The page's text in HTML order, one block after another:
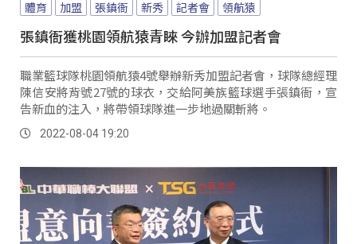
體育 加盟 張鎮衙 新秀 記者會 領航猿
張鎮衙獲桃園領航猿青睞 今辦加盟記者會
職業籃球隊桃園領航猿4號舉辦新秀加盟記者會，球隊總經理
陳信安將背號27號的球衣，交給阿美族籃球選手張鎮衙，宣
告新血的注入，將帶領球隊進一步地過關斬將。
2022-08-04 19:20